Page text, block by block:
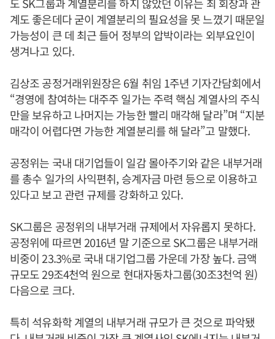
도 SK그룹과 계열분리를 하지 않았던 이유는 최 회장과 관
계도 좋은데다 굳이 계열분리의 필요성을 못 느꼈기 때문일
가능성이 큰 데 최근 들어 정부의 압박이라는 외부요인이
생겨나고 있다.
김상조 공정거래위원장은 6월 취임 1주년 기자간담회에서
“경영에 참여하는 대주주 일가는 주력 핵심 계열사의 주식
만을 보유하고 나머지는 가능한 빨리 매각해 달라”며 “지분
매각이 어렵다면 가능한 계열분리를 해 달라”고 말했다.
공정위는 국내 대기업들이 일감 몰아주기와 같은 내부거래
를 총수 일가의 사익편취, 승계자금 마련 등으로 이용하고
있다고 보고 관련 규제를 강화하고 있다.
SK그룹은 공정위의 내부거래 규제에서 자유롭지 못하다.
공정위에 따르면 2016년 말 기준으로 SK그룹은 내부거래
비중이 23.3%로 국내 대기업그룹 가운데 가장 높다. 금액
규모도 29조4천억 원으로 현대자동차그룹(30조3천억 원)
다음으로 크다.
특히 석유화학 계열의 내부거래 규모가 큰 것으로 파악됐